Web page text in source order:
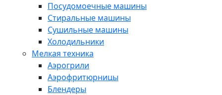
Посудомоечные машины
Стиральные машины
Сушильные машины
Холодильники
Мелкая техника
Аэрогрили
Аэрофритюрницы
Блендеры